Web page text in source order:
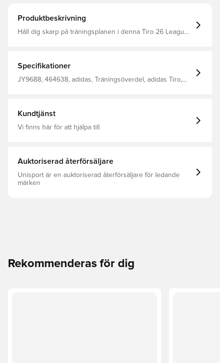
Produktbeskrivning
Håll dig skarp på träningsplanen i denna Tiro 26 League
Meshinsatser CLIMACOOL-teknik Smal passform 100%
återvunnen polyester
Specifikationer
JY9688, 464638, adidas, Träningsöverdel, adidas Tiro,
Kundtjänst
Vi finns här för att hjälpa till
Auktoriserad återförsäljare
Unisport är en auktoriserad återförsäljare för ledande
märken
Rekommenderas för dig